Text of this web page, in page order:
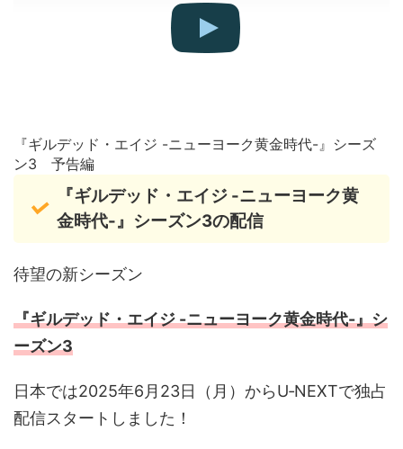
『ギルデッド・エイジ -ニューヨーク黄金時代-』シーズ
ン3 予告編
『ギルデッド・エイジ -ニューヨーク黄
金時代-』シーズン3の配信
待望の新シーズン
『ギルデッド・エイジ -ニューヨーク黄金時代-』シ
ーズン3
日本では2025年6月23日（月）からU‑NEXTで独占
配信スタートしました！